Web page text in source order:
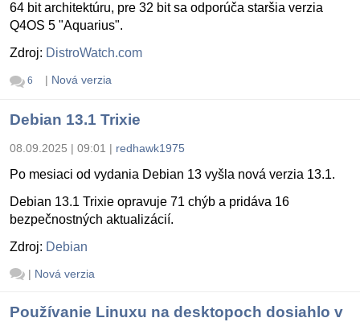
64 bit architektúru, pre 32 bit sa odporúča staršia verzia
Q4OS 5 "Aquarius".
Zdroj: DistroWatch.com
6 | Nová verzia
Debian 13.1 Trixie
08.09.2025 | 09:01 | redhawk1975
Po mesiaci od vydania Debian 13 vyšla nová verzia 13.1.
Debian 13.1 Trixie opravuje 71 chýb a pridáva 16
bezpečnostných aktualizácií.
Zdroj: Debian
| Nová verzia
Používanie Linuxu na desktopoch dosiahlo v